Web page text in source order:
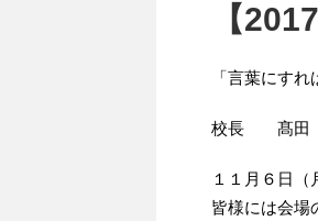
【
「言葉にすれ
校長 髙田
１１月６日
皆様には会場